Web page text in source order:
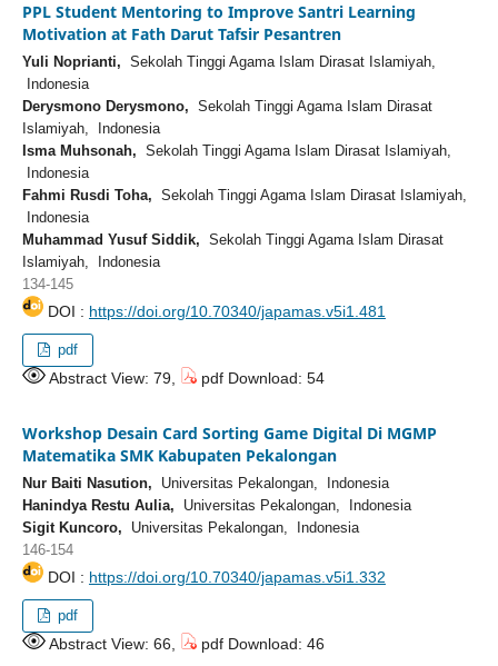
PPL Student Mentoring to Improve Santri Learning
Motivation at Fath Darut Tafsir Pesantren
Yuli Noprianti, Sekolah Tinggi Agama Islam Dirasat Islamiyah,
Indonesia
Derysmono Derysmono, Sekolah Tinggi Agama Islam Dirasat
Islamiyah, Indonesia
Isma Muhsonah, Sekolah Tinggi Agama Islam Dirasat Islamiyah,
Indonesia
Fahmi Rusdi Toha, Sekolah Tinggi Agama Islam Dirasat Islamiyah,
Indonesia
Muhammad Yusuf Siddik, Sekolah Tinggi Agama Islam Dirasat
Islamiyah, Indonesia
134-145
DOI : https://doi.org/10.70340/japamas.v5i1.481
pdf
Abstract View: 79, pdf Download: 54
Workshop Desain Card Sorting Game Digital Di MGMP
Matematika SMK Kabupaten Pekalongan
Nur Baiti Nasution, Universitas Pekalongan, Indonesia
Hanindya Restu Aulia, Universitas Pekalongan, Indonesia
Sigit Kuncoro, Universitas Pekalongan, Indonesia
146-154
DOI : https://doi.org/10.70340/japamas.v5i1.332
pdf
Abstract View: 66, pdf Download: 46